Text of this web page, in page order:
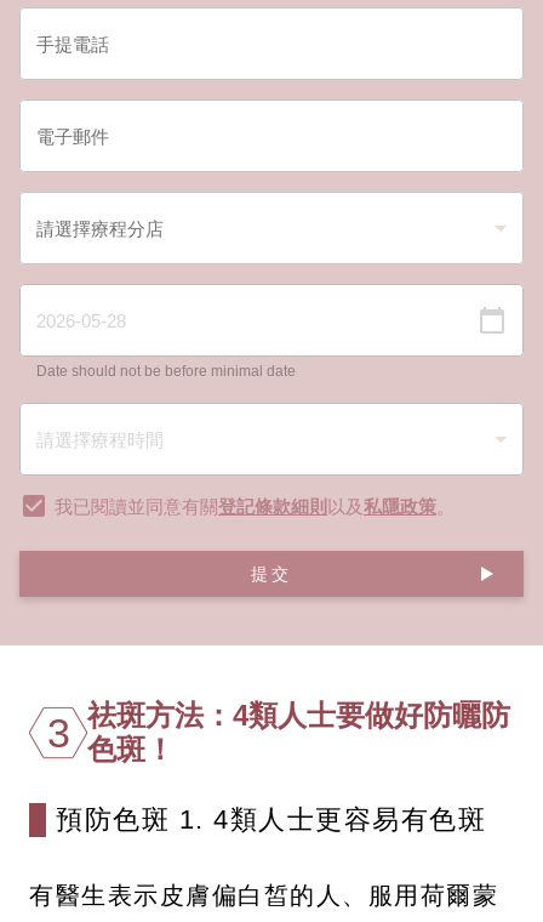
Date should not be before minimal date
我已閱讀並同意有關登記條款細則 以及私隱政策。
提交
3 祛斑方法：4類人士要做好防曬防
色斑！
預防色斑 1. 4類人士更容易有色斑
有醫生表示皮膚偏白皙的人、服用荷爾蒙